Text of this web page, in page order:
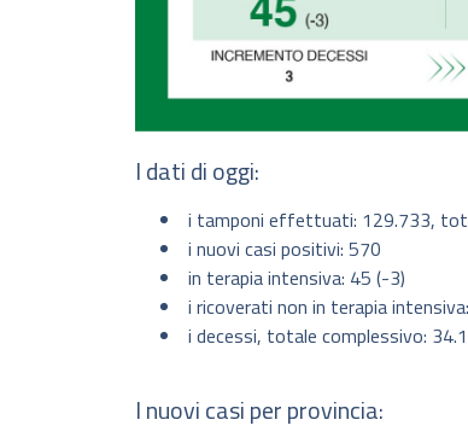
I dati di oggi:
i tamponi effettuati: 129.733,
i nuovi casi positivi: 570
in terapia intensiva: 45 (-3)
i ricoverati non in terapia
i decessi, totale complessivo:
I nuovi casi per provincia: